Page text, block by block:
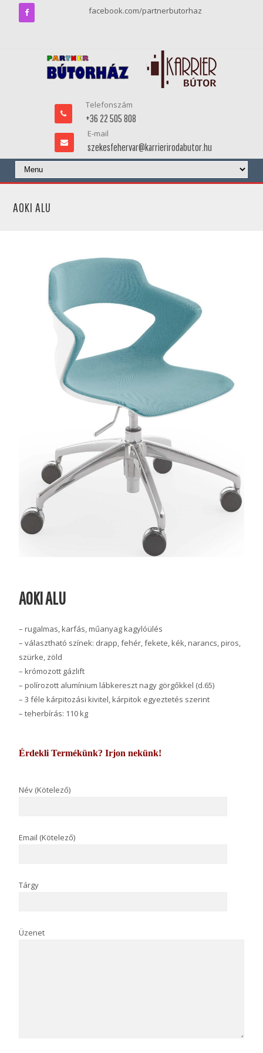
facebook.com/partnerbutorhaz
Telefonszám
+36 22 505 808
E-mail
szekesfehervar@karrierirodabutor.hu
AOKI ALU
AOKI ALU
– rugalmas, karfás, műanyag kagylóülés
– választható színek: drapp, fehér, fekete, kék, narancs, piros,
szürke, zöld
– krómozott gázlift
– polírozott alumínium lábkereszt nagy görgőkkel (d.65)
– 3 féle kárpitozási kivitel, kárpitok egyeztetés szerint
– teherbírás: 110 kg
Érdekli Termékünk? Irjon nekünk!
Név (Kötelező)
Email (Kötelező)
Tárgy
Üzenet